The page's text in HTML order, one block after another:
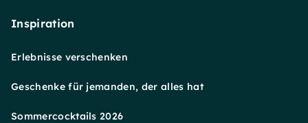
Inspiration
Erlebnisse verschenken
Geschenke für jemanden, der alles hat
Sommercocktails 2026